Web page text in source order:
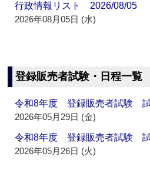
行政情報リスト 2026/08/05
2026年08月05日 (水)
登録販売者試験・日程一覧
令和8年度 登録販売者試験
2026年05月29日 (金)
令和8年度 登録販売者試験
2026年05月26日 (火)